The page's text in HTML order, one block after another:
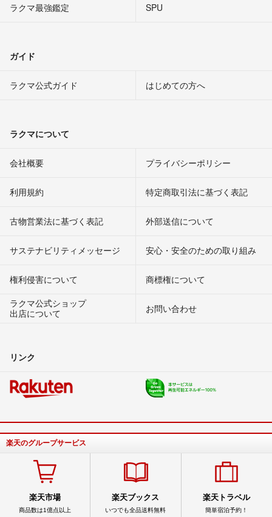
ラクマ最強鑑定
SPU
ガイド
ラクマ公式ガイド はじめての方へ
ラクマについて
会社概要 プライバシーポリシー
利用規約 特定商取引法に基づく表記
古物営業法に基づく表記 外部送信について
サステナビリティメッセージ 安心・安全のための取り組み
権利侵害について
商標権について
ラクマ公式ショップ
出店について
お問い合わせ
リンク
楽天のグループサービス
楽天市場
商品数は1億点以上
楽天ブックス
いつでも全品送料無料
楽天トラベル
簡単宿泊予約！